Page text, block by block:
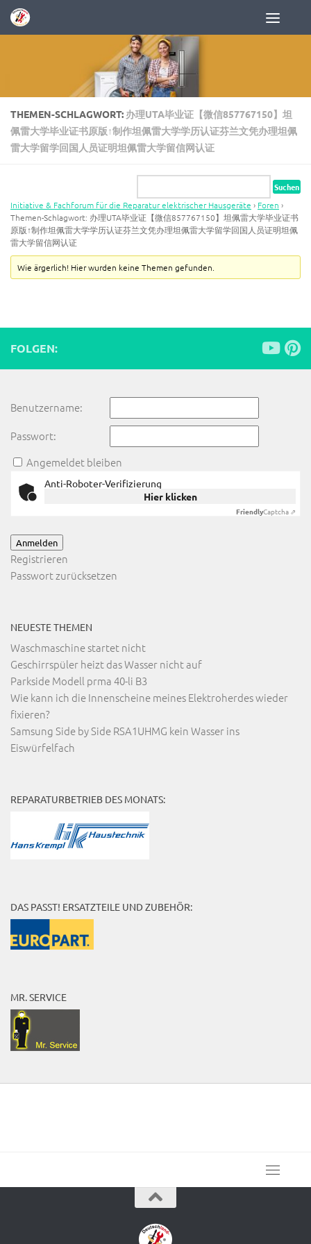
Zum Inhalt springen
THEMEN-SCHLAGWORT: 办理UTA毕业证【微信857767150】坦
佩雷大学毕业证书原版↑制作坦佩雷大学学历认证芬兰文凭办理坦佩
雷大学留学回国人员证明坦佩雷大学留信网认证
Initiative & Fachforum für die Reparatur elektrischer Hausgeräte › Foren ›
Themen-Schlagwort: 办理UTA毕业证【微信857767150】坦佩雷大学毕业证书
原版↑制作坦佩雷大学学历认证芬兰文凭办理坦佩雷大学留学回国人员证明坦佩
雷大学留信网认证
Wie ärgerlich! Hier wurden keine Themen gefunden.
FOLGEN:
Benutzername:
Passwort:
Angemeldet bleiben
Anti-Roboter-Verifizierung
Hier klicken
FriendlyCaptcha ⇗
Anmelden
Registrieren
Passwort zurücksetzen
NEUESTE THEMEN
Waschmaschine startet nicht
Geschirrspüler heizt das Wasser nicht auf
Parkside Modell prma 40-li B3
Wie kann ich die Innenscheine meines Elektroherdes wieder
fixieren?
Samsung Side by Side RSA1UHMG kein Wasser ins
Eiswürfelfach
REPARATURBETRIEB DES MONATS:
DAS PASST! ERSATZTEILE UND ZUBEHÖR:
MR. SERVICE